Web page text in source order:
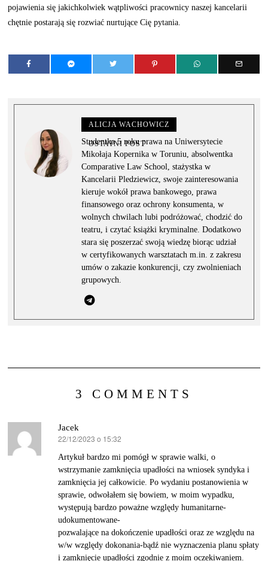
pojawienia się jakichkolwiek wątpliwości pracownicy naszej kancelarii
chętnie postarają się rozwiać nurtujące Cię pytania.
ALICJA WACHOWICZ
OSTATNI POST
Studentka 5 roku prawa na Uniwersytecie
Mikołaja Kopernika w Toruniu, absolwentka
Comparative Law School, stażystka w
Kancelarii Pledziewicz, swoje zainteresowania
kieruje wokół prawa bankowego, prawa
finansowego oraz ochrony konsumenta, w
wolnych chwilach lubi podróżować, chodzić do
teatru, i czytać książki kryminalne. Dodatkowo
stara się poszerzać swoją wiedzę biorąc udział
w certyfikowanych warsztatach m.in. z zakresu
umów o zakazie konkurencji, czy zwolnieniach
grupowych.
3 COMMENTS
Jacek
pisze:
22/12/2023 o 15:32
Artykuł bardzo mi pomógł w sprawie walki, o
wstrzymanie zamknięcia upadłości na wniosek syndyka i
zamknięcia jej całkowicie. Po wydaniu postanowienia w
sprawie, odwołałem się bowiem, w moim wypadku,
występują bardzo poważne względy humanitarne-
udokumentowane-
pozwalające na dokończenie upadłości oraz ze względu na
w/w względy dokonania-bądź nie wyznaczenia planu spłaty
i zamknięcie upadłości zgodnie z moim oczekiwaniem.